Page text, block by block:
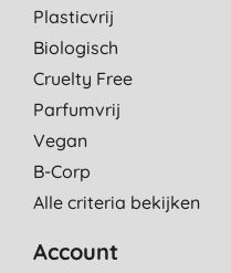
Goede luiers! Werken net zo
zonder de chemische luchtjes.
perfect
Plasticvrij
Biologisch
Cruelty Free
Parfumvrij
Vegan
B-Corp
Alle criteria bekijken
Account